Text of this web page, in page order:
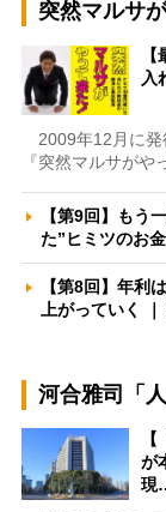
突然マルサ
入
2009年12月に発
『突然マルサが
【第9回】もう
た”ヒミツのお
【第8回】年
上がっていく
河合雅司「
が
現